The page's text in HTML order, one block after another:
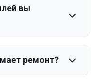
вы
ремонт?